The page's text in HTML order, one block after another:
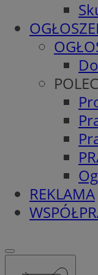
REKLAMA